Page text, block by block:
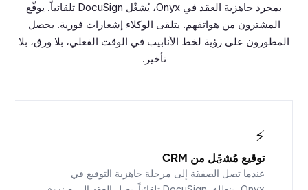
بمجرد جاهزية العقد في Onyx، يُشغّل DocuSign تلقائياً. يوقّع
المشترون من هواتفهم. يتلقى الوكلاء إشعارات فورية. يحصل
المطورون على رؤية لخط الأنابيب في الوقت الفعلي، بلا ورق، بلا
تأخير.
⚡
توقيع مُشؾَّل من CRM
عندما تصل الصفقة إلى مرحلة جاهزية التوقيع في